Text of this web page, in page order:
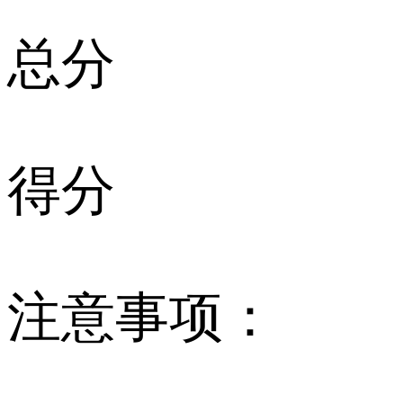
总分
得分
注意事项：